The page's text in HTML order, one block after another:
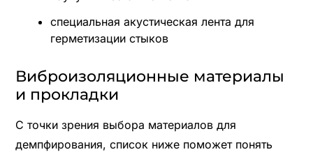
специальная акустическая лента для
герметизации стыков
Виброизоляционные материалы
и прокладки
С точки зрения выбора материалов для
демпфирования, список ниже поможет понять